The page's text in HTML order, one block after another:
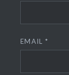
EMAIL *